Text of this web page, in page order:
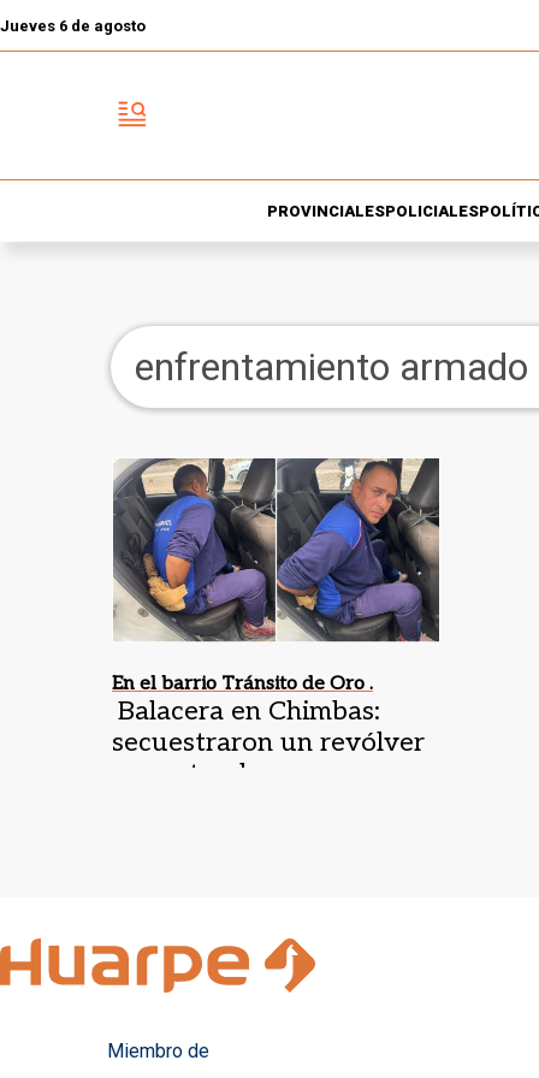
Jueves 6 de agosto
PROVINCIALESPOLICIALES
enfrentamiento armado
En el barrio Tránsito de Oro .
Balacera en Chimbas:
secuestraron un revólver
y una tumbera
Miembro de